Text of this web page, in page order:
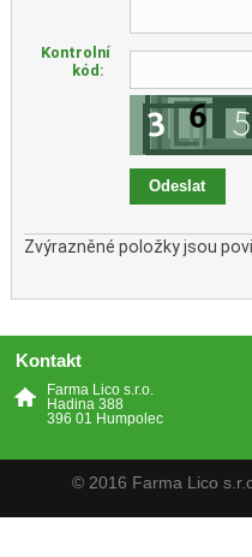
Kontrolní
kód:
Zvýrazněné položky jsou
Kontakt
Farma Lico s.r.o.
Hadina 388
396 01 Humpolec
© 2016 Farma Lico